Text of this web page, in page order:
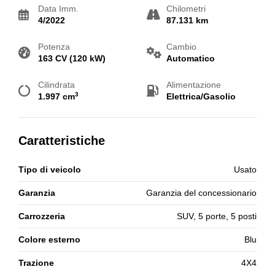
Data Imm.
4/2022
Chilometri
87.131 km
Potenza
163 CV (120 kW)
Cambio
Automatico
Cilindrata
1.997 cm3
Alimentazione
Elettrica/Gasolio
Caratteristiche
Tipo di veicolo Usato
Garanzia Garanzia del concessionario
Carrozzeria SUV, 5 porte, 5 posti
Colore esterno Blu
Trazione 4X4